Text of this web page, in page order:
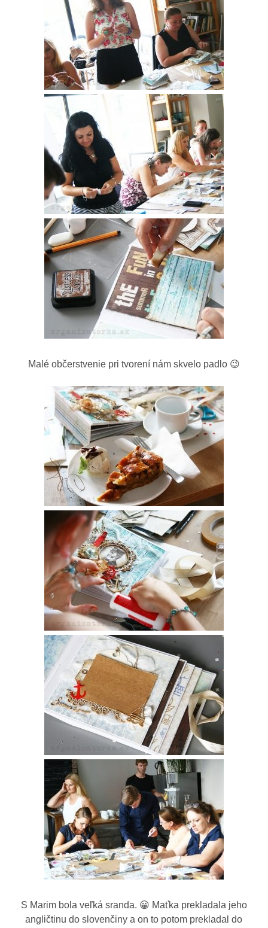
Malé občerstvenie pri tvorení nám skvelo padlo 😉
S Marim bola veľká sranda. 😀 Maťka prekladala jeho
angličtinu do slovenčiny a on to potom prekladal do